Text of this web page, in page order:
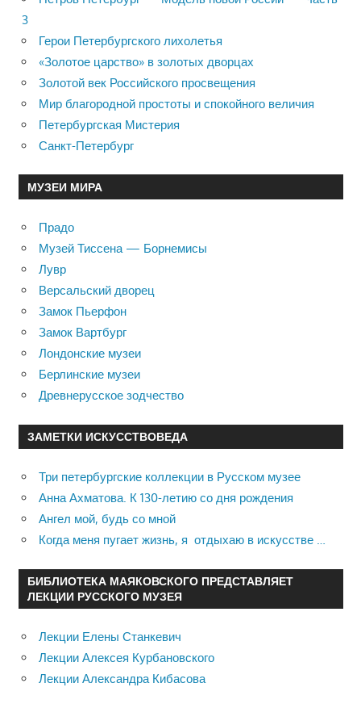
3
Герои Петербургского лихолетья
«Золотое царство» в золотых дворцах
Золотой век Российского просвещения
Мир благородной простоты и спокойного величия
Петербургская Мистерия
Санкт-Петербург
МУЗЕИ МИРА
Прадо
Музей Тиссена — Борнемисы
Лувр
Версальский дворец
Замок Пьерфон
Замок Вартбург
Лондонские музеи
Берлинские музеи
Древнерусское зодчество
ЗАМЕТКИ ИСКУССТВОВЕДА
Три петербургские коллекции в Русском музее
Анна Ахматова. К 130-летию со дня рождения
Ангел мой, будь со мной
Когда меня пугает жизнь, я отдыхаю в искусстве …
БИБЛИОТЕКА МАЯКОВСКОГО ПРЕДСТАВЛЯЕТ
ЛЕКЦИИ РУССКОГО МУЗЕЯ
Лекции Елены Станкевич
Лекции Алексея Курбановского
Лекции Александра Кибасова